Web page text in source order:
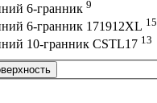
6-гранник 9
6-гранник 171912XL 15
10-гранник CSTL17 13